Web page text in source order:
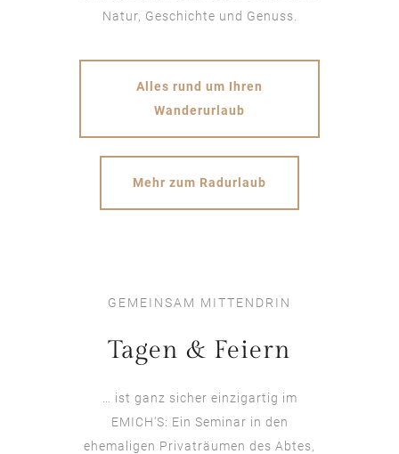
Natur, Geschichte und Genuss.
Alles rund um Ihren
Wanderurlaub
Mehr zum Radurlaub
GEMEINSAM MITTENDRIN
Tagen & Feiern
… ist ganz sicher einzigartig im
EMICH‘S: Ein Seminar in den
ehemaligen Privaträumen des Abtes,